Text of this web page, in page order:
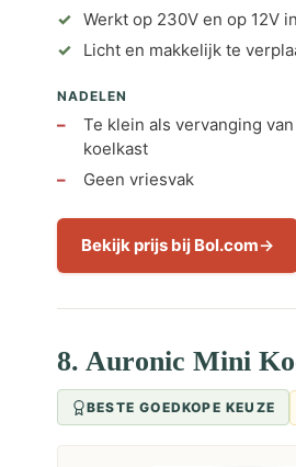
Werkt op 230V en op 12V
Licht en makkelijk te
NADELEN
Te klein als vervanging
koelkast
Geen vriesvak
Bekijk prijs bij Bol.com
8. Auronic Mini
BESTE GOEDKOPE KEUZE